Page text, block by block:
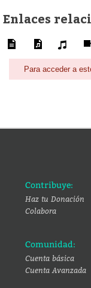
Enlaces
Para acceder a
Contribuye:
Haz tu Donación
Colabora
Comunidad:
Cuenta básica
Cuenta Avanzada